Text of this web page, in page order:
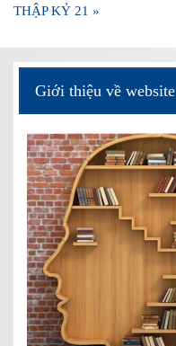
viết
THẬP KỶ 21 »
Giới thiệu về website